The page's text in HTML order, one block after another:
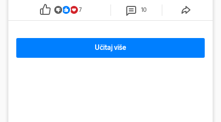
7 10
Učitaj više